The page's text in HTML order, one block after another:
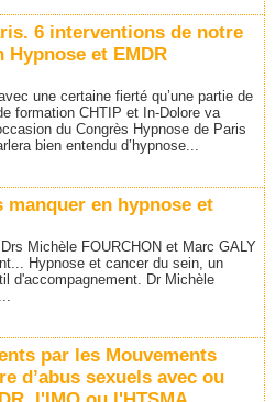
6 interventions de notre
et EMDR
une certaine fierté qu’une partie de
formation CHTIP et In-Dolore va
du Congrès Hypnose de Paris
bien entendu d’hypnose...
manquer en hypnose et
Michèle FOURCHON et Marc GALY
Hypnose et cancer du sein, un
d'accompagnement. Dr Michèle
par les Mouvements
d’abus sexuels avec ou